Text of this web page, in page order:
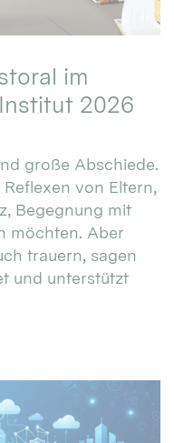
im
2026
große Abschiede.
von Eltern,
Begegnung mit
möchten. Aber
trauern, sagen
und unterstützt